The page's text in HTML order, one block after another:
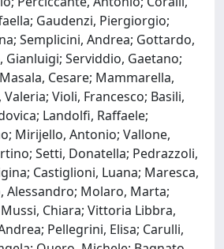
Gaudenzi, Piergiorgio;
Semplicini, Andrea; Gottardo,
Gianluigi; Serviddio, Gaetano;
Cesare; Mammarella,
Violi, Francesco; Basili,
Landolfi, Raffaele;
Mirijello, Antonio; Vallone,
Setti, Donatella; Pedrazzoli,
Castiglioni, Luana; Maresca,
Alessandro; Molaro, Marta;
Chiara; Vittoria Libbra,
Pellegrini, Elisa; Carulli,